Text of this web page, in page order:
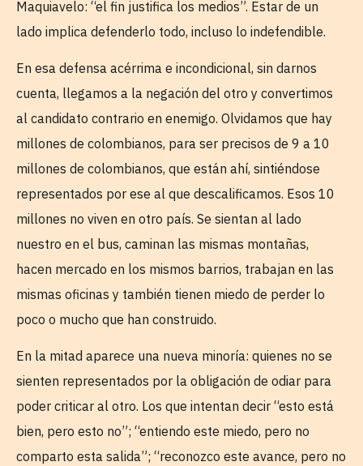
Maquiavelo: “el fin justifica los medios”. Estar de un
lado implica defenderlo todo, incluso lo indefendible.
En esa defensa acérrima e incondicional, sin darnos
cuenta, llegamos a la negación del otro y convertimos
al candidato contrario en enemigo. Olvidamos que hay
millones de colombianos, para ser precisos de 9 a 10
millones de colombianos, que están ahí, sintiéndose
representados por ese al que descalificamos. Esos 10
millones no viven en otro país. Se sientan al lado
nuestro en el bus, caminan las mismas montañas,
hacen mercado en los mismos barrios, trabajan en las
mismas oficinas y también tienen miedo de perder lo
poco o mucho que han construido.
En la mitad aparece una nueva minoría: quienes no se
sienten representados por la obligación de odiar para
poder criticar al otro. Los que intentan decir “esto está
bien, pero esto no”; “entiendo este miedo, pero no
comparto esta salida”; “reconozco este avance, pero no